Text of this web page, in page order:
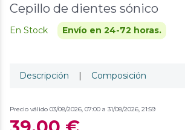
Cepillo de dientes sónico
En Stock Envío en 24-72 horas.
Descripción | Composición
Precio válido 03/08/2026, 07:00 a 31/08/2026, 21:59